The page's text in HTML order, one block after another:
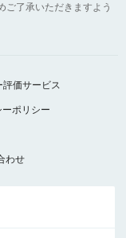
ご了承いただきますよう
評価サービス
ポリシー
わせ